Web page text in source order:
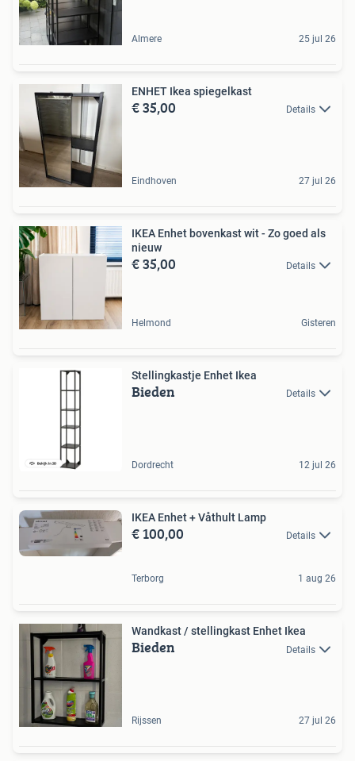
Almere 25 jul 26
ENHET Ikea spiegelkast
€ 35,00 Details
Eindhoven 27 jul 26
IKEA Enhet bovenkast wit - Zo goed als
nieuw
€ 35,00 Details
Helmond Gisteren
Stellingkastje Enhet Ikea
Bieden Details
Dordrecht 12 jul 26
IKEA Enhet + Våthult Lamp
€ 100,00 Details
Terborg 1 aug 26
Wandkast / stellingkast Enhet Ikea
Bieden Details
Rijssen 27 jul 26